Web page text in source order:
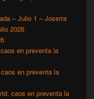
– Julio 1 – Joserra
2026
en preventa la
en preventa la
caos en preventa la